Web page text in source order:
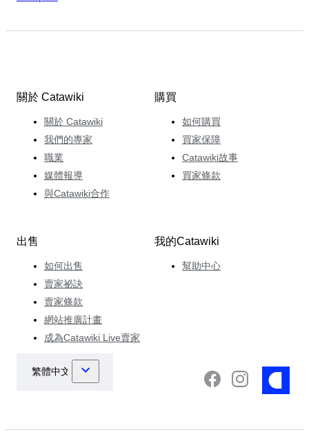
關於 Catawiki
關於 Catawiki
我們的專家
職業
媒體報導
與Catawiki合作
購買
如何購買
買家保障
Catawiki故事
買家條款
出售
如何出售
賣家祕訣
賣家條款
網站推廣計畫
成為Catawiki Live賣家
我的Catawiki
幫助中心